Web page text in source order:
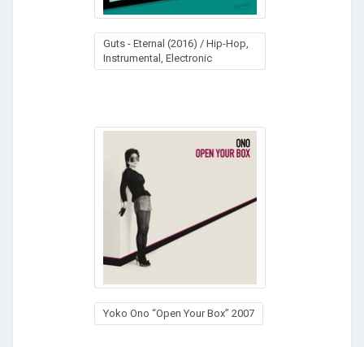
Guts - Eternal (2016) / Hip-Hop,
Instrumental, Electronic
Yoko Ono “Open Your Box” 2007